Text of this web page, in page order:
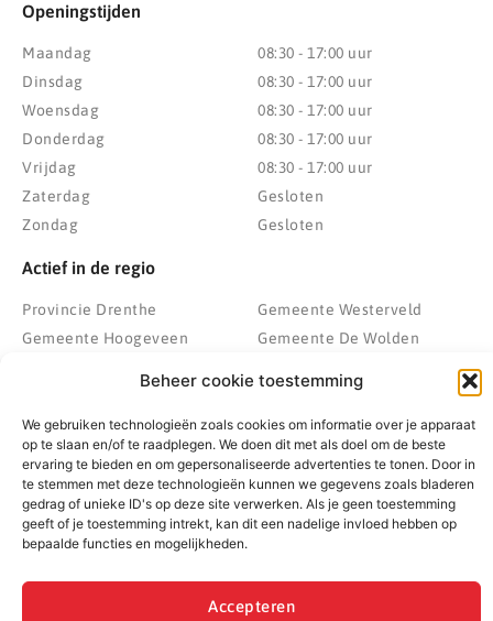
Beheer cookie toestemming
We gebruiken technologieën zoals cookies om informatie over je apparaat
op te slaan en/of te raadplegen. We doen dit met als doel om de beste
ervaring te bieden en om gepersonaliseerde advertenties te tonen. Door in
te stemmen met deze technologieën kunnen we gegevens zoals bladeren
gedrag of unieke ID's op deze site verwerken. Als je geen toestemming
geeft of je toestemming intrekt, kan dit een nadelige invloed hebben op
bepaalde functies en mogelijkheden.
Accepteren
Openingstijden
Maandag
Dinsdag
Woensdag
Donderdag
Vrijdag
Zaterdag
Zondag
08:30 - 17:00 uur
08:30 - 17:00 uur
08:30 - 17:00 uur
08:30 - 17:00 uur
08:30 - 17:00 uur
Gesloten
Gesloten
Actief in de regio
Provincie Drenthe
Gemeente Hoogeveen
Gemeente Noordenveld
Gemeente Noordoostpolder
Gemeente Steenwijkerland
Gemeente Weststellingwerf
Gemeente Westerveld
Gemeente De Wolden
Kampen
Emmeloord
Wolvega